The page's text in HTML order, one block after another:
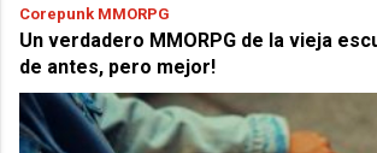
Corepunk MMORPG
Un verdadero MMORPG de la vieja
de antes, pero mejor!